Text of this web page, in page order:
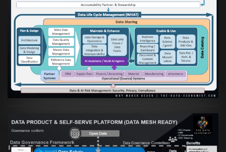
Artikel:Die moderne Architektur für
Daten- und KI-orientierte Unternehmen
VIEW